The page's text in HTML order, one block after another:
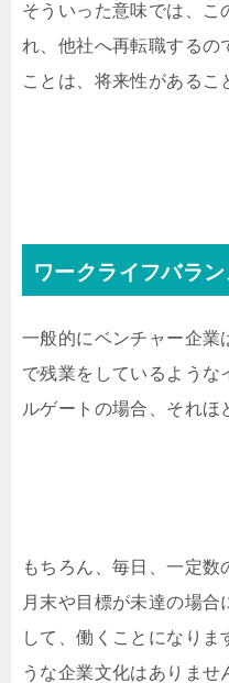
そういった意味では、こ
れ、他社へ再転職するの
ことは、将来性があるこ
ワークライフバラ
一般的にベンチャー企業
で残業をしているような
ルゲートの場合、それほ
もちろん、毎日、一定数
月末や目標が未達の場合
して、働くことになりま
うな企業文化はありませ